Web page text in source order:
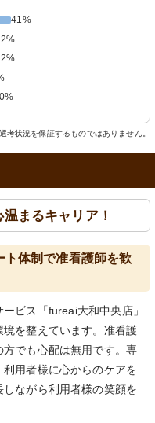
41%
考状況を保証するものではありません。
まるキャリア！
体制で准看護師を歓
ビス「fureai大和中央店」
を整えています。准看護
でも心配は無用です。専
用者様に心からのケアを
ながら利用者様の笑顔を